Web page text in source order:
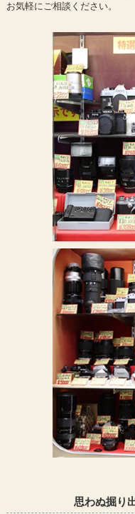
お気軽にご相談ください。
思わぬ掘り